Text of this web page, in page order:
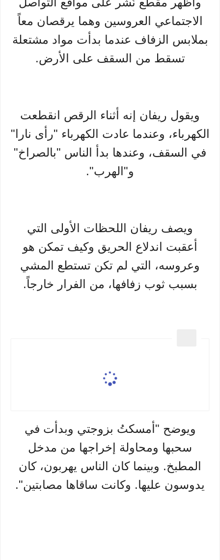
الاجتماعي العروسين وهما يرقصان معاً
بملابس الزفاف عندما بدأت مواد مشتعلة
تسقط من السقف على الأرض.
ويقول ريفان إنه أثناء الرقص انقطعت
الكهرباء، وعندما عادت الكهرباء "رأى نارا"
في السقف، وعندها بدأ الناس "بالصراخ"
و"الهرب".
ويصف ريفان اللحظات الأولى التي
أعقبت اندلاع الحريق وكيف تمكن هو
وعروسه، التي لم تكن تستطع المشي
بسبب ثوب زفافها، من الفرار خارجاً.
ويوضح "أمسكتُ بزوجتي وبدأت في
سحبها ومحاولة إخراجها من مدخل
المطبخ. وبينما كان الناس يهربون، كان
يدوسون عليها. وكانت ساقاها مصابتين".